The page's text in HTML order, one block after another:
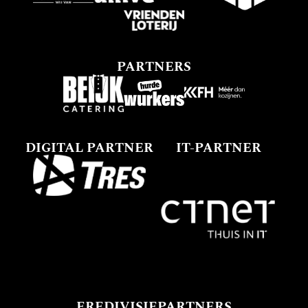
PARTNERS
DIGITAL PARTNER IT-PARTNER